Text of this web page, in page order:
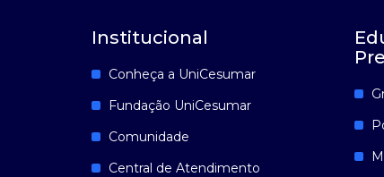
Institucional
Conheça a UniCesumar
Fundação UniCesumar
Comunidade
Central de Atendimento